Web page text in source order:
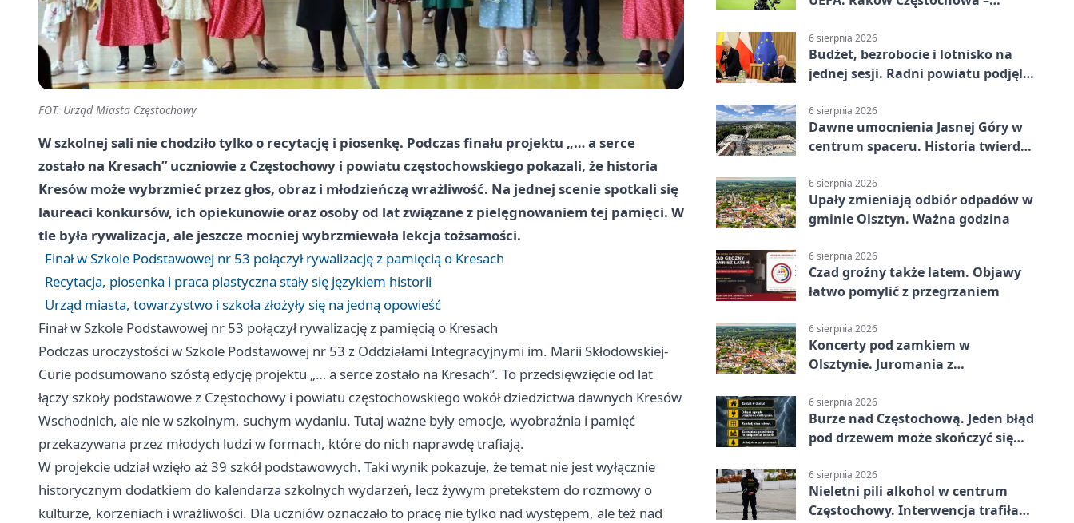
FOT. Urząd Miasta Częstochowy
W szkolnej sali nie chodziło tylko o recytację i piosenkę. Podczas finału projektu „… a serce
zostało na Kresach” uczniowie z Częstochowy i powiatu częstochowskiego pokazali, że historia
Kresów może wybrzmieć przez głos, obraz i młodzieńczą wrażliwość. Na jednej scenie spotkali się
laureaci konkursów, ich opiekunowie oraz osoby od lat związane z pielęgnowaniem tej pamięci. W
tle była rywalizacja, ale jeszcze mocniej wybrzmiewała lekcja tożsamości.
Finał w Szkole Podstawowej nr 53 połączył rywalizację z pamięcią o Kresach
Recytacja, piosenka i praca plastyczna stały się językiem historii
Urząd miasta, towarzystwo i szkoła złożyły się na jedną opowieść
Finał w Szkole Podstawowej nr 53 połączył rywalizację z pamięcią o Kresach
Podczas uroczystości w Szkole Podstawowej nr 53 z Oddziałami Integracyjnymi im. Marii Skłodowskiej-
Curie podsumowano szóstą edycję projektu „… a serce zostało na Kresach”. To przedsięwzięcie od lat
łączy szkoły podstawowe z Częstochowy i powiatu częstochowskiego wokół dziedzictwa dawnych Kresów
Wschodnich, ale nie w szkolnym, suchym wydaniu. Tutaj ważne były emocje, wyobraźnia i pamięć
przekazywana przez młodych ludzi w formach, które do nich naprawdę trafiają.
W projekcie udział wzięło aż 39 szkół podstawowych. Taki wynik pokazuje, że temat nie jest wyłącznie
historycznym dodatkiem do kalendarza szkolnych wydarzeń, lecz żywym pretekstem do rozmowy o
kulturze, korzeniach i wrażliwości. Dla uczniów oznaczało to pracę nie tylko nad występem, ale też nad
meczu III rundy eliminacji
6 sierpnia 2026
Budżet, bezrobocie i lotnisko na
jednej sesji. Radni powiatu podjęli
6 sierpnia 2026
Dawne umocnienia Jasnej Góry w
centrum spaceru. Historia twierdzy
6 sierpnia 2026
Upały zmieniają odbiór odpadów w
gminie Olsztyn. Ważna godzina
6 sierpnia 2026
Czad groźny także latem. Objawy
łatwo pomylić z przegrzaniem
6 sierpnia 2026
Koncerty pod zamkiem w
Olsztynie. Juromania z
6 sierpnia 2026
Burze nad Częstochową. Jeden błąd
pod drzewem może skończyć się
6 sierpnia 2026
Nieletni pili alkohol w centrum
Częstochowy. Interwencja trafiła